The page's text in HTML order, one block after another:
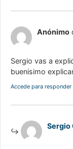
Anónimo
Sergio vas a
buenisimo
Accede para responder
Sergio